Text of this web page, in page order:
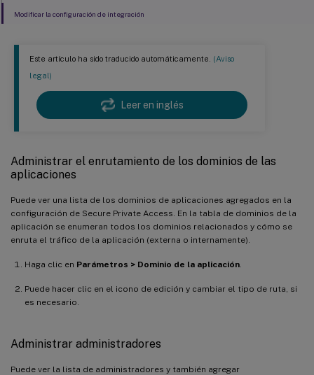
Este artículo ha sido traducido automáticamente. (Aviso
legal)
Leer en inglés
Administrar el enrutamiento de los dominios de las
aplicaciones
Puede ver una lista de los dominios de aplicaciones agregados en la
configuración de Secure Private Access. En la tabla de dominios de la
aplicación se enumeran todos los dominios relacionados y cómo se
enruta el tráfico de la aplicación (externa o internamente).
Haga clic en Parámetros > Dominio de la aplicación
Puede hacer clic en el icono de edición y cambiar el tipo de ruta, si
es necesario.
Administrar administradores
Puede ver la lista de administradores y también agregar
Modificar la configuración de integración